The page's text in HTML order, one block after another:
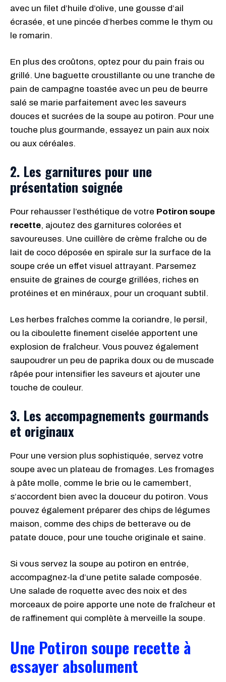
avec un filet d’huile d’olive, une gousse d’ail
écrasée, et une pincée d’herbes comme le thym ou
le romarin.
En plus des croûtons, optez pour du pain frais ou
grillé. Une baguette croustillante ou une tranche de
pain de campagne toastée avec un peu de beurre
salé se marie parfaitement avec les saveurs
douces et sucrées de la soupe au potiron. Pour une
touche plus gourmande, essayez un pain aux noix
ou aux céréales.
2. Les garnitures pour une
présentation soignée
Pour rehausser l’esthétique de votre Potiron soupe
recette, ajoutez des garnitures colorées et
savoureuses. Une cuillère de crème fraîche ou de
lait de coco déposée en spirale sur la surface de la
soupe crée un effet visuel attrayant. Parsemez
ensuite de graines de courge grillées, riches en
protéines et en minéraux, pour un croquant subtil.
Les herbes fraîches comme la coriandre, le persil,
ou la ciboulette finement ciselée apportent une
explosion de fraîcheur. Vous pouvez également
saupoudrer un peu de paprika doux ou de muscade
râpée pour intensifier les saveurs et ajouter une
touche de couleur.
3. Les accompagnements gourmands
et originaux
Pour une version plus sophistiquée, servez votre
soupe avec un plateau de fromages. Les fromages
à pâte molle, comme le brie ou le camembert,
s’accordent bien avec la douceur du potiron. Vous
pouvez également préparer des chips de légumes
maison, comme des chips de betterave ou de
patate douce, pour une touche originale et saine.
Si vous servez la soupe au potiron en entrée,
accompagnez-la d’une petite salade composée.
Une salade de roquette avec des noix et des
morceaux de poire apporte une note de fraîcheur et
de raffinement qui complète à merveille la soupe.
Une Potiron soupe recette à
essayer absolument